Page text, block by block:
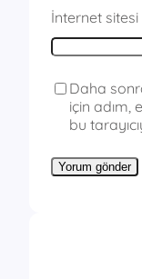
İnternet sitesi
Daha
için adım,
bu